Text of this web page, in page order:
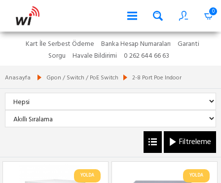
0
Kart İle Serbest Ödeme Banka Hesap Numaraları
Garanti
Sorgu
Havale Bildirimi 0 262 644 66 63
Anasayfa Gpon / Switch / PoE Switch 2-8 Port Poe Indoor
Filtreleme
YOLDA YOLDA